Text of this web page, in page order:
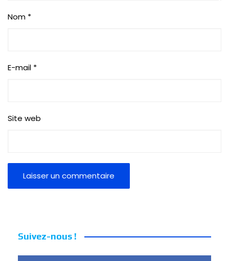
Nom *
E-mail *
Site web
Suivez-nous !